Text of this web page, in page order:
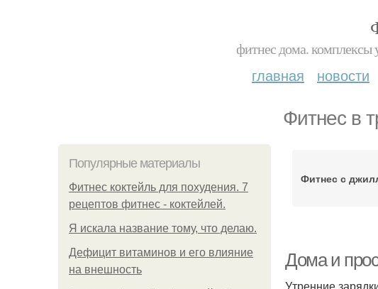
фитнес дома. комплексы
главная новости
Фитнес в
Популярные материалы
Фитнес коктейль для похудения. 7
рецептов фитнес - коктейлей.
Я искала название тому, что делаю.
Дефицит витаминов и его влияние
на внешность
Фитнес с
Дома и